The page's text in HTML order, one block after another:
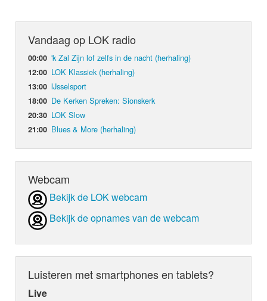
Vandaag op LOK radio
00:00 'k Zal Zijn lof zelfs in de nacht (herhaling)
12:00 LOK Klassiek (herhaling)
13:00 IJsselsport
18:00 De Kerken Spreken: Sionskerk
20:30 LOK Slow
21:00 Blues & More (herhaling)
Webcam
Bekijk de LOK webcam
Bekijk de opnames van de webcam
Luisteren met smartphones en tablets?
Live